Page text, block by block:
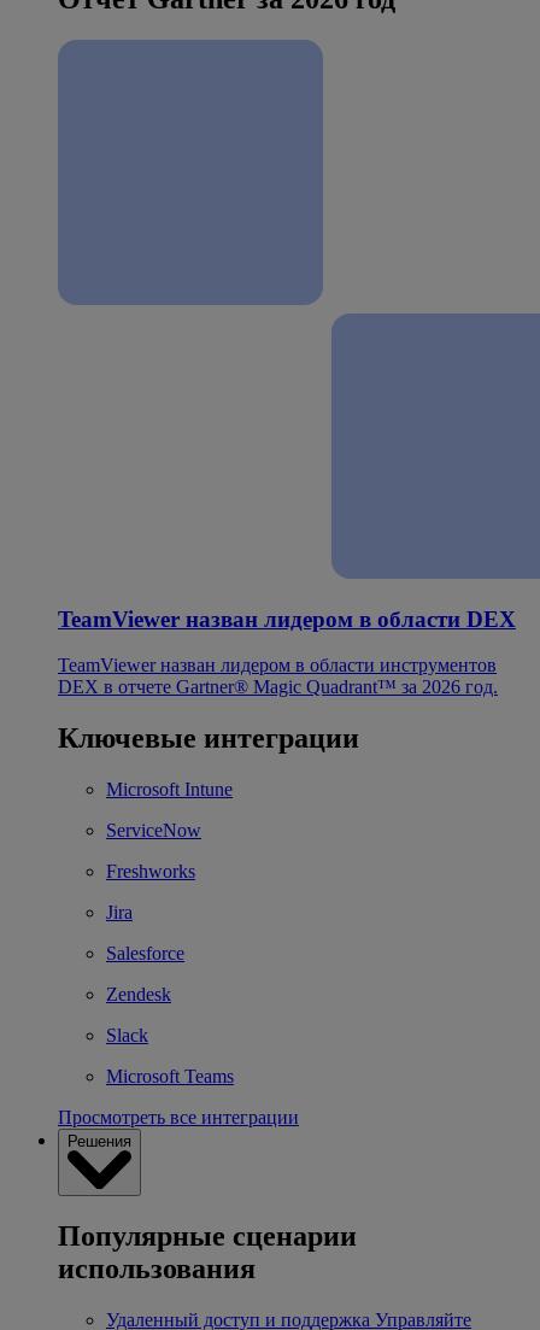
TeamViewer назван лидером в области DEX
TeamViewer назван лидером в области инструментов
DEX в отчете Gartner® Magic Quadrant™ за 2026 год.
Ключевые интеграции
Microsoft Intune
ServiceNow
Freshworks
Jira
Salesforce
Zendesk
Slack
Microsoft Teams
Просмотреть все интеграции
Решения
Популярные сценарии
использования
Удаленный доступ и поддержка Управляйте